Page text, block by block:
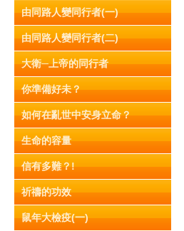
由同路人變同行者(一)
由同路人變同行者(二)
大衛─上帝的同行者
你準備好未？
如何在亂世中安身立命？
生命的容量
信有多難？!
祈禱的功效
鼠年大檢疫(一)